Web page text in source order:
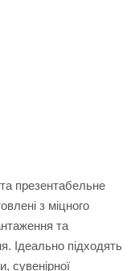
презентабельне
з міцного
та
Ідеально підходять
сувенірної